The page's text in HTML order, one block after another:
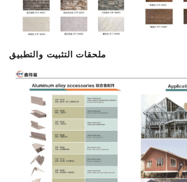
ملحقات التثبيت والتطبيق